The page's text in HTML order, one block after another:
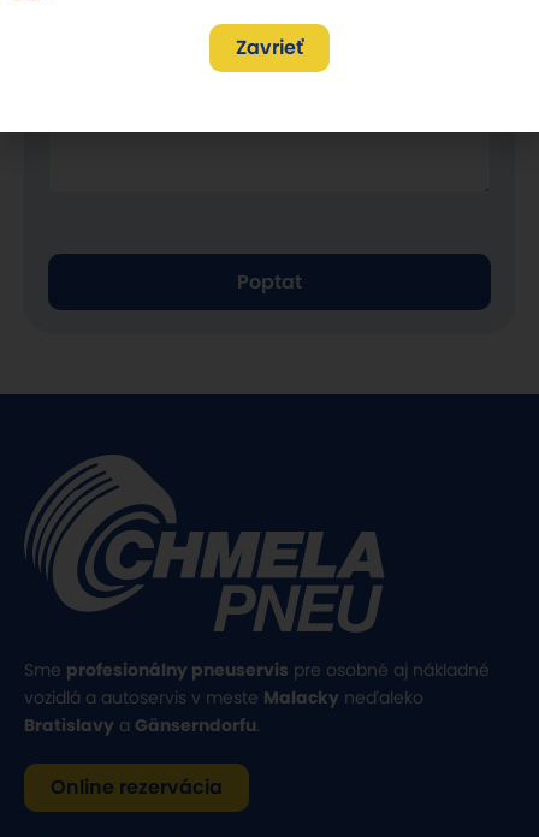
Poptat
Sme profesionálny pneuservis pre osobné aj nákladné
vozidlá a autoservis v meste Malacky neďaleko
Bratislavy a Gänserndorfu.
Online rezervácia
Zavrieť